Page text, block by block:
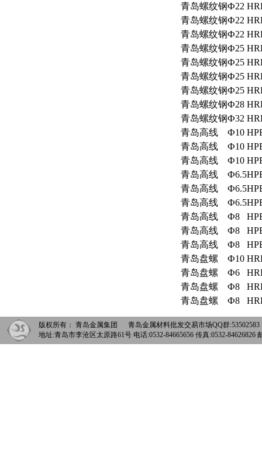
青岛螺纹钢Ф22
青岛螺纹钢Ф22
青岛螺纹钢Ф22
青岛螺纹钢Ф25
青岛螺纹钢Ф25
青岛螺纹钢Ф25
青岛螺纹钢Ф25
青岛螺纹钢Ф28
青岛螺纹钢Ф32
青岛高线 Ф10
青岛高线 Ф10
青岛高线 Ф10
青岛高线 Ф6.5
青岛高线 Ф6.5
青岛高线 Ф6.5
青岛高线 Ф8
青岛高线 Ф8
青岛高线 Ф8
青岛盘螺 Ф10
青岛盘螺 Ф6
青岛盘螺 Ф8
青岛盘螺 Ф8
版权所有： 青岛金属集团 青岛金属材料批发交易市场QQ群
地址:青岛市李沧区太原路61号 电话:0532-84665656 传真:0532-84626826